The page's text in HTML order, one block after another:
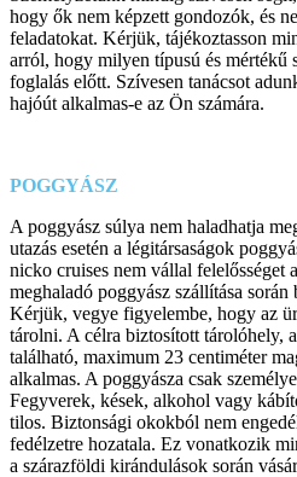
hogy ők nem képzett gondozók, és
feladatokat. Kérjük, tájékoztasson
arról, hogy milyen típusú és mértékű
foglalás előtt. Szívesen tanácsot
hajóút alkalmas-e az Ön számára.
POGGYÁSZ
A poggyász súlya nem haladhatja
utazás esetén a légitársaságok
nicko cruises nem vállal felelősséget
meghaladó poggyász szállítása
Kérjük, vegye figyelembe, hogy az
tárolni. A célra biztosított tárolóhely,
található, maximum 23 centiméter
alkalmas. A poggyásza csak
Fegyverek, kések, alkohol vagy
tilos. Biztonsági okokból nem
fedélzetre hozatala. Ez vonatkozik
a szárazföldi kirándulások során